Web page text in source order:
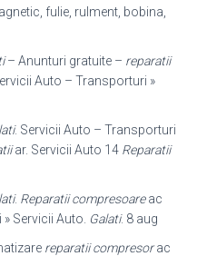
fulie, rulment, bobina,
– Anunturi gratuite – reparatii
Auto – Transporturi »
. Servicii Auto – Transporturi
ar. Servicii Auto 14 Reparatii
. Reparatii compresoareac
Servicii Auto. Galati. 8 aug
reparatii compresorac